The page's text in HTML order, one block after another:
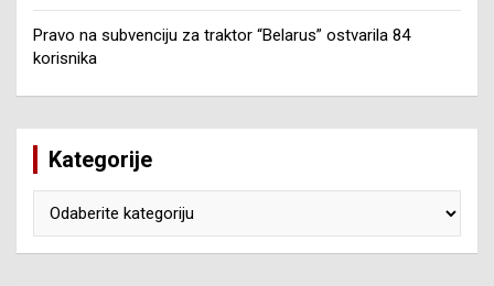
Pravo na subvenciju za traktor “Belarus” ostvarila 84
korisnika
Kategorije